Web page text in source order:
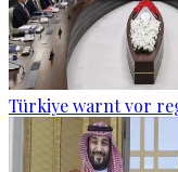
Türkiye warnt vor